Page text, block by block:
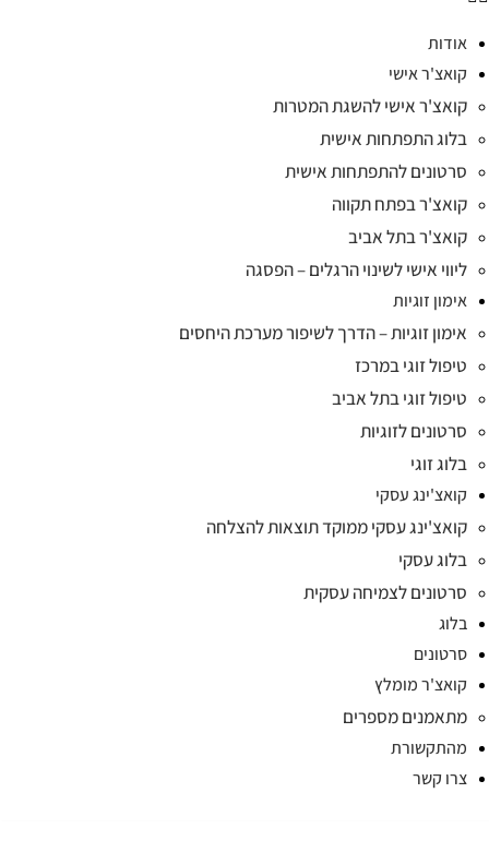
אודות
קואצ'ר אישי
קואצ'ר אישי להשגת המטרות
בלוג התפתחות אישית
סרטונים להתפתחות אישית
קואצ'ר בפתח תקווה
קואצ'ר בתל אביב
ליווי אישי לשינוי הרגלים – הפסגה
אימון זוגיות
אימון זוגיות – הדרך לשיפור מערכת היחסים
טיפול זוגי במרכז
טיפול זוגי בתל אביב
סרטונים לזוגיות
בלוג זוגי
קואצ'ינג עסקי
קואצ'ינג עסקי ממוקד תוצאות להצלחה
בלוג עסקי
סרטונים לצמיחה עסקית
בלוג
סרטונים
קואצ'ר מומלץ
מתאמנים מספרים
מהתקשורת
צרו קשר